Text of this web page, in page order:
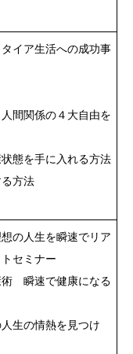
イア生活への成功事
間関係の４大自由を
態を手に入れる方法
方法
の人生を瞬速でリア
セミナー
術 瞬速で健康になる
生の情熱を見つけ